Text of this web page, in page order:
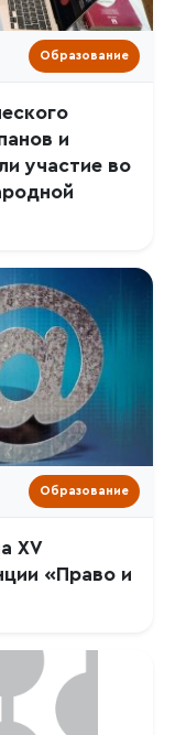
Образование
и
участие во
Образование
XV
«Право и